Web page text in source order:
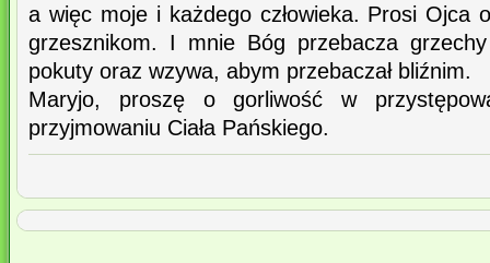
a więc moje i każdego człowieka. Prosi Ojca
grzesznikom. I mnie Bóg przebacza
pokuty oraz wzywa, abym przebaczał bliźnim.
Maryjo, proszę o gorliwość w
przyjmowaniu Ciała Pańskiego.